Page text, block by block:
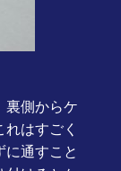
裏側からケ
はすごく
に通すこと